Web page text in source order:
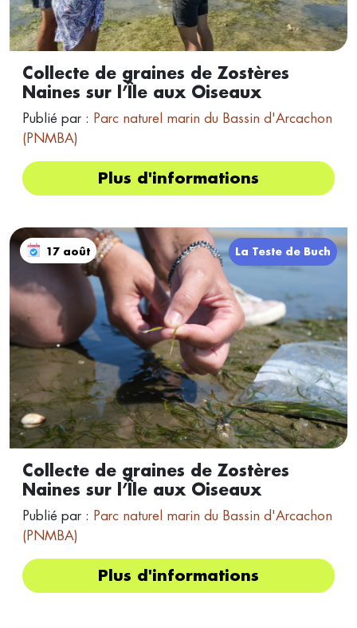
Collecte de graines de Zostères
Naines sur l’Île aux Oiseaux
Publié par : Parc naturel marin du Bassin d'Arcachon
(PNMBA)
Plus d'informations
17 août La Teste de Buch
Collecte de graines de Zostères
Naines sur l’Île aux Oiseaux
Publié par : Parc naturel marin du Bassin d'Arcachon
(PNMBA)
Plus d'informations